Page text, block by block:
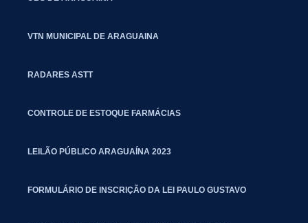
VTN MUNICIPAL DE ARAGUAINA
RADARES ASTT
CONTROLE DE ESTOQUE FARMÁCIAS
LEILÃO PÚBLICO ARAGUAÍNA 2023
FORMULÁRIO DE INSCRIÇÃO DA LEI PAULO GUSTAVO